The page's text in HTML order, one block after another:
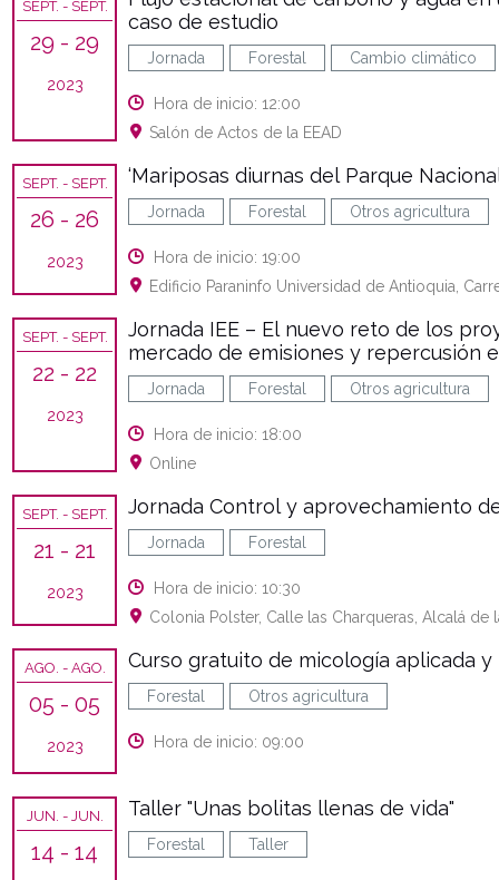
SEPT. - SEPT.
29 - 29
2023
caso de estudio
Jornada Forestal Cambio climático
Hora de inicio: 12:00
Salón de Actos de la EEAD
SEPT. - SEPT.
26 - 26
2023
‘Mariposas diurnas del Parque
Jornada Forestal Otros agricultura
Hora de inicio: 19:00
Edificio Paraninfo Universidad de Antioquia,
SEPT. - SEPT.
22 - 22
2023
Jornada IEE – El nuevo reto de los
mercado de emisiones y repercusión
Jornada Forestal Otros agricultura
Hora de inicio: 18:00
Online
SEPT. - SEPT.
21 - 21
2023
Jornada Control y aprovechamiento
Jornada Forestal
Hora de inicio: 10:30
Colonia Polster, Calle las Charqueras, Alcalá de
AGO. - AGO.
05 - 05
2023
Curso gratuito de micología aplicada y
Forestal Otros agricultura
Hora de inicio: 09:00
JUN. - JUN.
14 - 14
Taller "Unas bolitas llenas de vida"
Forestal Taller